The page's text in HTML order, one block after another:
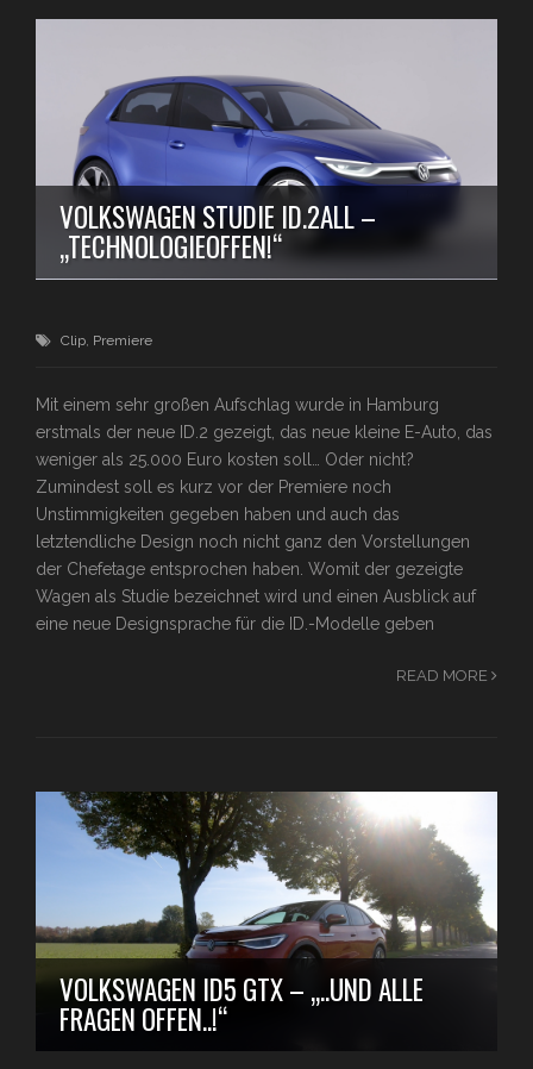
VOLKSWAGEN STUDIE ID.2ALL –
„TECHNOLOGIEOFFEN!“
Clip Premiere
Mit einem sehr großen Aufschlag wurde in Hamburg
erstmals der neue ID.2 gezeigt, das neue kleine E-Auto, das
weniger als 25.000 Euro kosten soll… Oder nicht?
Zumindest soll es kurz vor der Premiere noch
Unstimmigkeiten gegeben haben und auch das
letztendliche Design noch nicht ganz den Vorstellungen
der Chefetage entsprochen haben. Womit der gezeigte
Wagen als Studie bezeichnet wird und einen Ausblick auf
eine neue Designsprache für die ID.-Modelle geben
READ MORE
VOLKSWAGEN ID5 GTX – „..UND ALLE
FRAGEN OFFEN..!“